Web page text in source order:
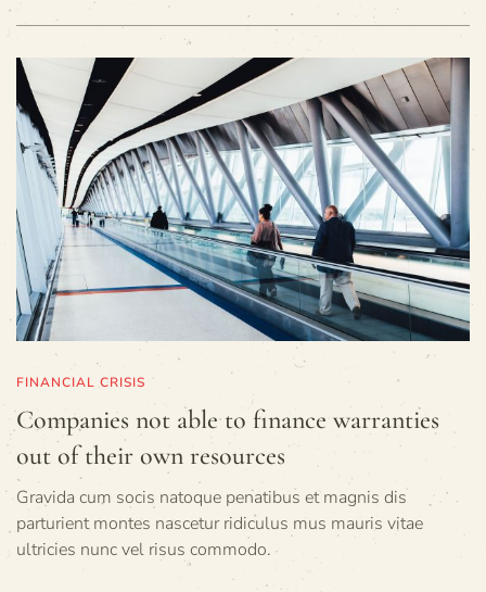
FINANCIAL CRISIS
Companies not able to finance warranties
out of their own resources
Gravida cum socis natoque penatibus et magnis dis
parturient montes nascetur ridiculus mus mauris vitae
ultricies nunc vel risus commodo.